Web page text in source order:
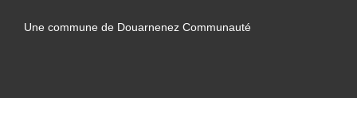
Une commune de Douarnenez Communauté